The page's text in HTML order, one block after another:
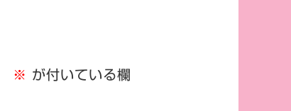
※ が付いている欄